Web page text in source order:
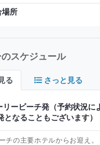
場所
スケジュール
る さっと見る
ービーチ発（予約状況に
なることもございます）
チの主要ホテルからお迎え。